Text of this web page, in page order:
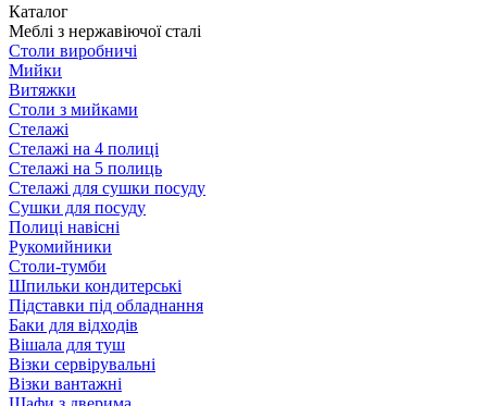
Каталог
Меблі з нержавіючої сталі
Столи виробничі
Мийки
Витяжки
Столи з мийками
Стелажі
Стелажі на 4 полиці
Стелажі на 5 полиць
Стелажі для сушки посуду
Сушки для посуду
Полиці навісні
Рукомийники
Столи-тумби
Шпильки кондитерські
Підставки під обладнання
Баки для відходів
Вішала для туш
Візки сервірувальні
Візки вантажні